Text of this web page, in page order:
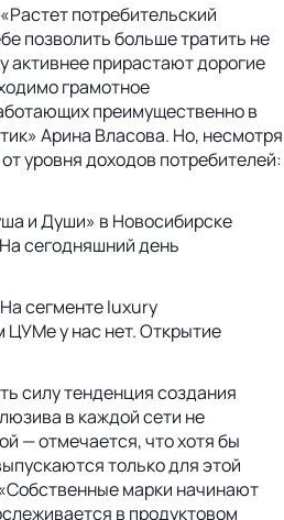
потребительский
позволить больше тратить не
активнее прирастают дорогие
грамотное
преимущественно в
Арина Власова. Но, несмотря
уровня доходов потребителей:
и Души» в Новосибирске
сегодняшний день
сегменте luxury
у нас нет. Открытие
силу тенденция создания
в каждой сети не
— отмечается, что хотя бы
только для этой
марки начинают
в продуктовом